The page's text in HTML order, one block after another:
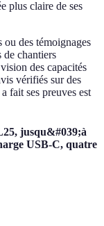
plus claire de ses
ou des témoignages
de chantiers
des capacités
vérifiés sur des
fait ses preuves est
jusqu&#039;à
USB-C, quatre